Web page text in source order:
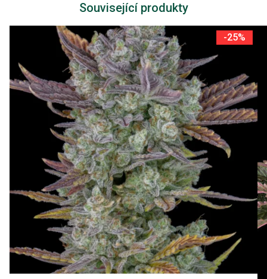
Související produkty
-25%